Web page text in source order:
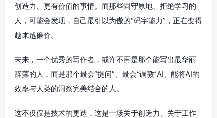
创造力、更有价值的事情。而那些固守原地、拒绝学习的
人，可能会发现，自己最引以为傲的“码字能力”，正在变得
越来越廉价。
未来，一个优秀的写作者，或许不再是那个能写出最华丽
辞藻的人，而是那个最会“提问”、最会“调教”AI、能将AI的
效率与人类的洞察完美结合的人。
这不仅仅是技术的更迭，这是一场关于创造力、关于工作